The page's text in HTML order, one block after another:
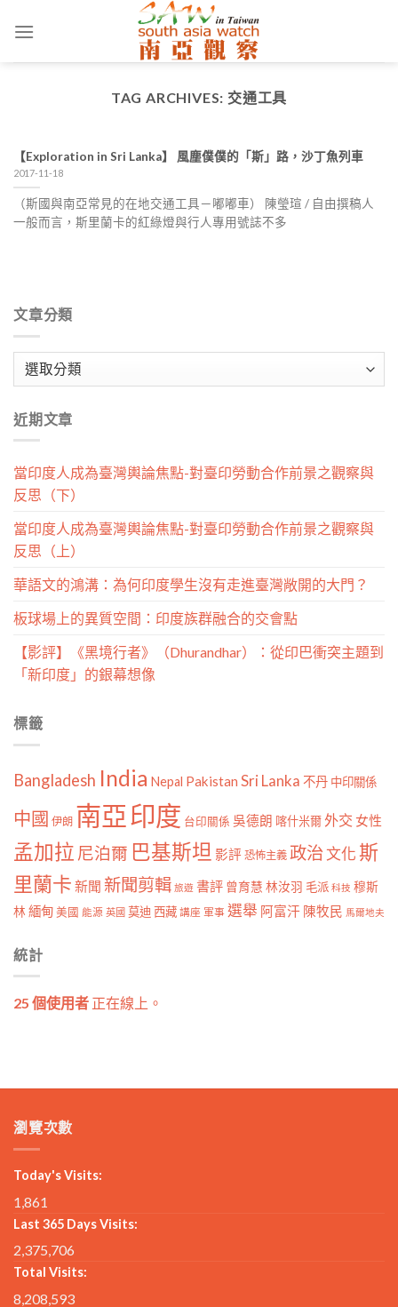
TAG ARCHIVES: 交通工具
【Exploration in Sri Lanka】 風塵僕僕的「斯」路，沙丁魚列車
2017-11-18
（斯國與南亞常見的在地交通工具－嘟嘟車） 陳瑩瑄 / 自由撰稿人
一般而言，斯里蘭卡的紅綠燈與行人專用號誌不多
文章分類
類
近期文章
當印度人成為臺灣輿論焦點-對臺印勞動合作前景之觀察與
反思（下）
當印度人成為臺灣輿論焦點-對臺印勞動合作前景之觀察與
反思（上）
華語文的鴻溝：為何印度學生沒有走進臺灣敞開的大門？
板球場上的異質空間：印度族群融合的交會點
【影評】《黑境行者》（Dhurandhar）：從印巴衝突主題到
「新印度」的銀幕想像
標籤
Bangladesh India Nepal Pakistan Sri Lanka 不丹 中印關係
中國 伊朗 南亞印度 台印關係 吳德朗 喀什米爾外交 女性
孟加拉 尼泊爾 巴基斯坦 影評 恐怖主義 政治文化斯
里蘭卡 新聞 新聞剪輯 旅遊 書評 曾育慧 林汝羽 毛派 科技 穆斯
林 緬甸 美國 能源 英國 莫迪 西藏 講座 軍事 選舉 阿富汗 陳牧民 馬爾地夫
統計
25 個使用者 正在線上。
瀏覽次數
Today's Visits:
1,861
Last 365 Days Visits:
2,375,706
Total Visits:
8,208,593